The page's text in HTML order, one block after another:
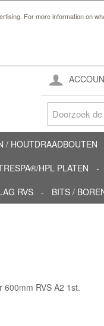
For more information on
/ HOUTDRAADBOUTEN
HPL PLATEN
RVS BITS /
600mm RVS A2 1st.